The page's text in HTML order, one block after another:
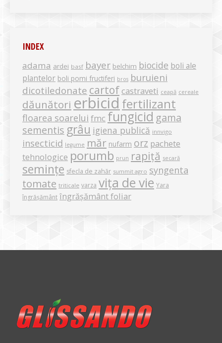
INDEX
adama ardei basf bayer belchim biocide boli ale
plantelor boli pomi fructiferi bros buruieni
dicotiledonate cartof castraveti ceapă cereale
dăunători erbicid fertilizant
floarea soarelui fmc fungicid gama
sementis grâu igiena publică innvigo
insecticid legume măr nufarm orz pachete
tehnologice porumb prun rapiță secară
semințe sfecla de zahăr summit agro syngenta
tomate triticale varza vița de vie Yara
îngrășământ îngrășământ foliar